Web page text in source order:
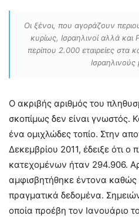
Οι ξένοι, που αγοράζουν
κυρίως, Ισραηλινοί αλλά και
περίπου 2.000 εταιρείες στα
Ο ακριβής αριθμός του
σκοπίμως δεν είναι γνωστός.
ένα ομιχλώδες τοπίο. Στην
Δεκεμβρίου 2011, έδειξε ότι ο
κατεχομένων ήταν 294.906.
αμφισβητήθηκε έντονα καθώς
πραγματικά δεδομένα.
οποία προέβη τον Ιανουάριο